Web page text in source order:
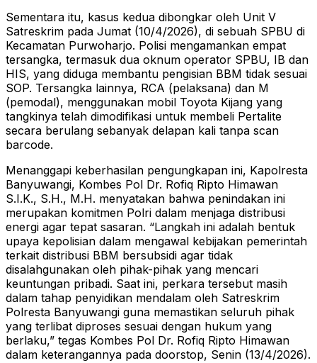
Sementara itu, kasus kedua dibongkar oleh Unit V
Satreskrim pada Jumat (10/4/2026), di sebuah SPBU di
Kecamatan Purwoharjo. Polisi mengamankan empat
tersangka, termasuk dua oknum operator SPBU, IB dan
HIS, yang diduga membantu pengisian BBM tidak sesuai
SOP. Tersangka lainnya, RCA (pelaksana) dan M
(pemodal), menggunakan mobil Toyota Kijang yang
tangkinya telah dimodifikasi untuk membeli Pertalite
secara berulang sebanyak delapan kali tanpa scan
barcode.
Menanggapi keberhasilan pengungkapan ini, Kapolresta
Banyuwangi, Kombes Pol Dr. Rofiq Ripto Himawan
S.I.K., S.H., M.H. menyatakan bahwa penindakan ini
merupakan komitmen Polri dalam menjaga distribusi
energi agar tepat sasaran. “Langkah ini adalah bentuk
upaya kepolisian dalam mengawal kebijakan pemerintah
terkait distribusi BBM bersubsidi agar tidak
disalahgunakan oleh pihak-pihak yang mencari
keuntungan pribadi. Saat ini, perkara tersebut masih
dalam tahap penyidikan mendalam oleh Satreskrim
Polresta Banyuwangi guna memastikan seluruh pihak
yang terlibat diproses sesuai dengan hukum yang
berlaku,” tegas Kombes Pol Dr. Rofiq Ripto Himawan
dalam keterangannya pada doorstop, Senin (13/4/2026).